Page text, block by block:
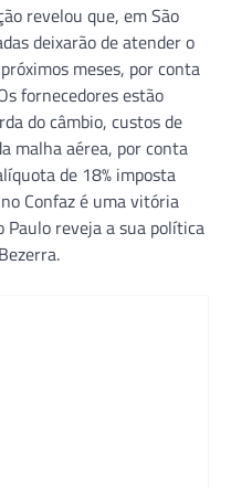
revelou que, em São
deixarão de atender o
meses, por conta
fornecedores estão
do câmbio, custos de
malha aérea, por conta
de 18% imposta
Confaz é uma vitória
Paulo reveja a sua política